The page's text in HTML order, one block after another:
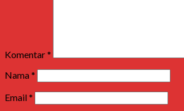
Komentar*
Nama*
Email*